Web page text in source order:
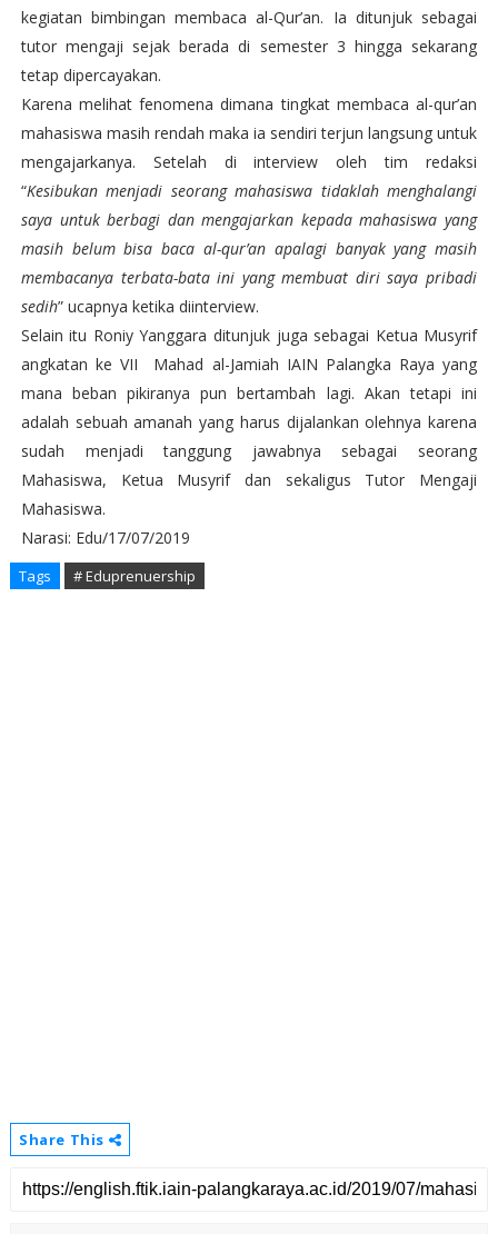
kegiatan bimbingan membaca al-Qur’an. Ia ditunjuk sebagai
tutor mengaji sejak berada di semester 3 hingga sekarang
tetap dipercayakan.
Karena melihat fenomena dimana tingkat membaca al-qur’an
mahasiswa masih rendah maka ia sendiri terjun langsung untuk
mengajarkanya. Setelah di interview oleh tim redaksi
“Kesibukan menjadi seorang mahasiswa tidaklah menghalangi
saya untuk berbagi dan mengajarkan kepada mahasiswa yang
masih belum bisa baca al-qur’an apalagi banyak yang masih
membacanya terbata-bata ini yang membuat diri saya pribadi
sedih” ucapnya ketika diinterview.
Selain itu Roniy Yanggara ditunjuk juga sebagai Ketua Musyrif
angkatan ke VII Mahad al-Jamiah IAIN Palangka Raya yang
mana beban pikiranya pun bertambah lagi. Akan tetapi ini
adalah sebuah amanah yang harus dijalankan olehnya karena
sudah menjadi tanggung jawabnya sebagai seorang
Mahasiswa, Ketua Musyrif dan sekaligus Tutor Mengaji
Mahasiswa.
Narasi: Edu/17/07/2019
Tags # Eduprenuership
Share This